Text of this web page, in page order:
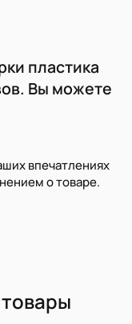
пластика
Вы можете
впечатлениях
о товаре.